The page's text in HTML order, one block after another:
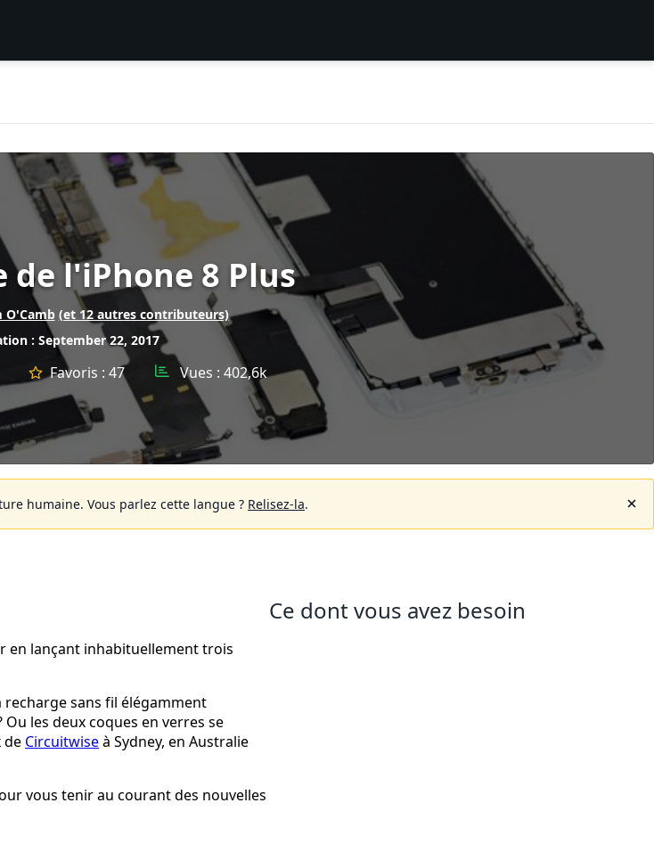
humaine. Vous parlez cette langue ? Relisez-la.
de l'iPhone 8 Plus
O'Camb (et 12 autres contributeurs)
: September 22, 2017
Favoris : 47 Vues : 402,6k
en lançant inhabituellement trois
recharge sans fil élégamment
les deux coques en verres se
de Circuitwiseà Sydney, en Australie
vous tenir au courant des nouvelles
Ce dont vous avez besoin